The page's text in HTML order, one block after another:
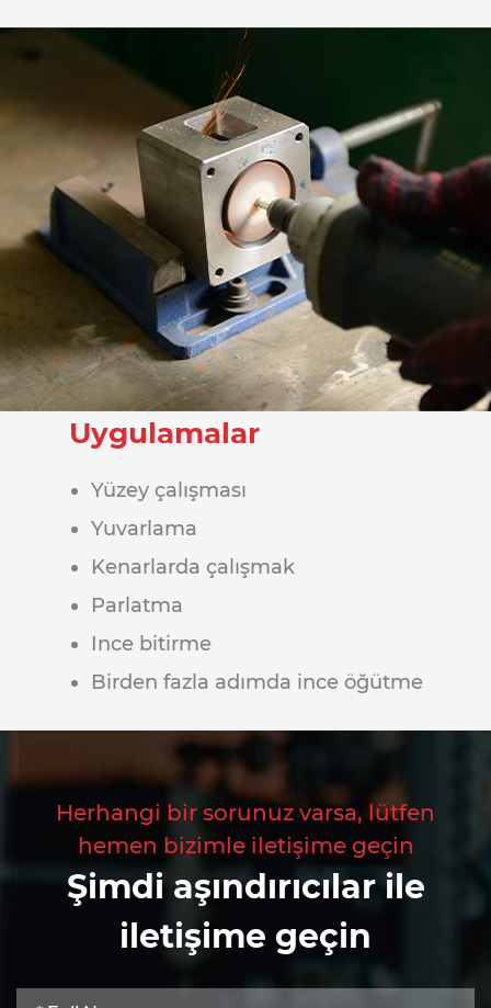
Uygulamalar
Yüzey çalışması
Yuvarlama
Kenarlarda çalışmak
Parlatma
Ince bitirme
Birden fazla adımda ince öğütme
Herhangi bir sorunuz varsa, lütfen
hemen bizimle iletişime geçin
Şimdi aşındırıcılar ile
iletişime geçin